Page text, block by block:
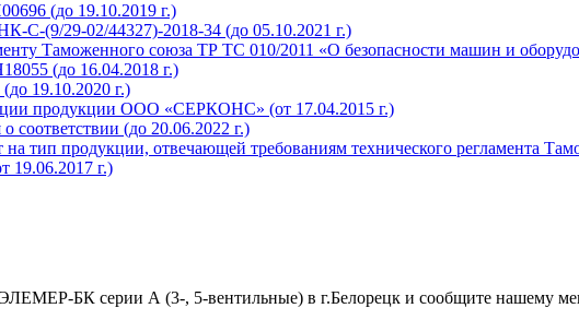
(до 19.10.2019 г.)
С-(9/29-02/44327)-2018-34 (до 05.10.2021 г.)
Таможенного союза ТР ТС 010/2011 «О безопасности машин и
(до 16.04.2018 г.)
19.10.2020 г.)
продукции ООО «СЕРКОНС» (от 17.04.2015 г.)
соответствии (до 20.06.2022 г.)
тип продукции, отвечающей требованиям технического регламента
г.)
БК серии А (3-, 5-вентильные) в г.Белорецк и сообщите нашему